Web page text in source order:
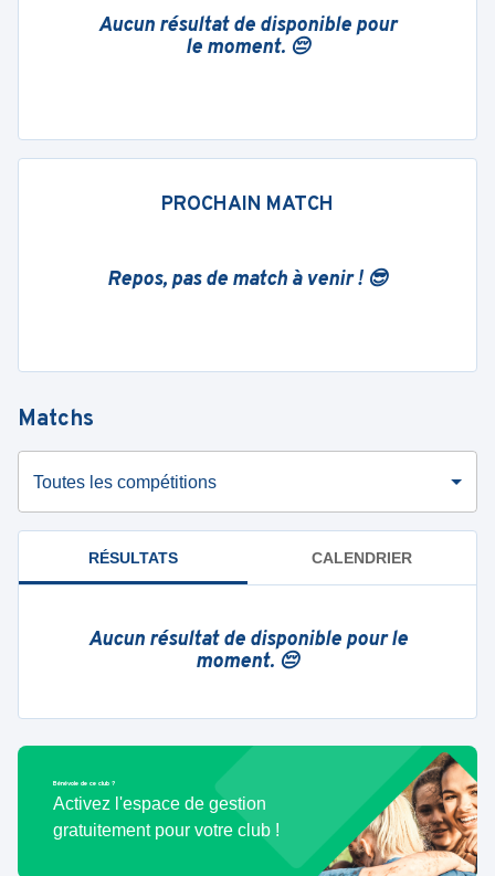
Aucun résultat de disponible pour
le moment. 😔
PROCHAIN MATCH
Repos, pas de match à venir ! 😎
Matchs
Toutes les compétitions
RÉSULTATS CALENDRIER
Aucun résultat de disponible pour le
moment. 😔
Bénévole de ce club ?
Activez l'espace de gestion
gratuitement pour votre club !